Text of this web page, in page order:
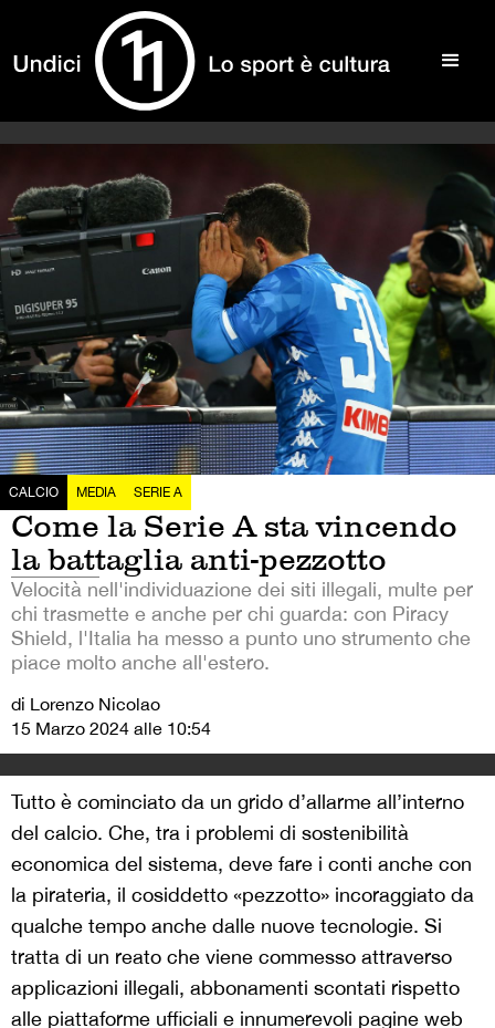
CALCIO MEDIA SERIE A
Come la Serie A sta vincendo
la battaglia anti-pezzotto
Velocità nell'individuazione dei siti illegali, multe per
chi trasmette e anche per chi guarda: con Piracy
Shield, l'Italia ha messo a punto uno strumento che
piace molto anche all'estero.
di Lorenzo Nicolao
15 Marzo 2024 alle 10:54
Tutto è cominciato da un grido d’allarme all’interno
del calcio. Che, tra i problemi di sostenibilità
economica del sistema, deve fare i conti anche con
la pirateria, il cosiddetto «pezzotto» incoraggiato da
qualche tempo anche dalle nuove tecnologie. Si
tratta di un reato che viene commesso attraverso
applicazioni illegali, abbonamenti scontati rispetto
alle piattaforme ufficiali e innumerevoli pagine web